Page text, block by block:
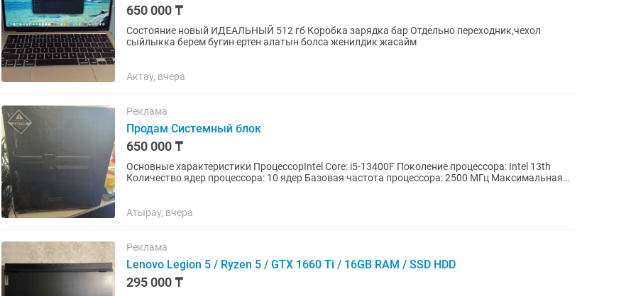
650 000 ₸
Состояние новый ИДЕАЛЬНЫЙ 512 гб Коробка зарядка бар Отдельно переходник,чехол
сыйлыкка берем бугин ертен алатын болса женилдик жасайм
Актау, вчера
Реклама
Продам Системный блок
650 000 ₸
Основные характеристики ПроцессорIntel Core: i5-13400F Поколение процессора: Intel 13th
Количество ядер процессора: 10 ядер Базовая частота процессора: 2500 МГц Максимальная
Атырау, вчера
Реклама
Lenovo Legion 5 / Ryzen 5 / GTX 1660 Ti / 16GB RAM / SSD HDD
295 000 ₸